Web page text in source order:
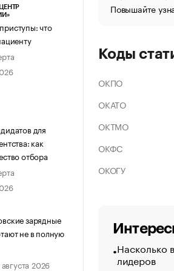
что
для
как
отбора
зарядные
не в полную
2026
Повышайте
Коды
ОКПО
ОКАТО
ОКТМО
ОКФС
ОКОГУ
Насколько
лидеров